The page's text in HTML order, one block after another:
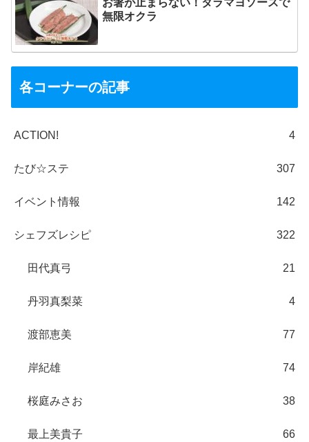
お箸が止まらない！タラマヨソースで
無限オクラ
各コーナーの記事
ACTION! 4
たび☆ステ 307
イベント情報 142
シェフズレシピ 322
田代真弓 21
丹羽真梨菜 4
渡部恵美 77
岸紀雄 74
桜庭みさお 38
最上美貴子 66